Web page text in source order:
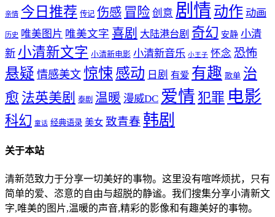
亲情 今日推荐 传记 伤感 冒险 创意 剧情 动作 动画
历史 唯美图片 唯美文字 喜剧 大陆港台剧 奇幻 安静 小清
新 小清新文字 小清新电影 小清新音乐 小王子 怀念 恐怖
悬疑 情感美文 惊悚 感动 日剧 有爱 有趣 歌单 治
愈 法英美剧 泰剧 温暖 漫威DC 爱情 犯罪 电影
科幻 童话 经典语录 美女 致青春 韩剧
关于本站
清新范致力于分享一切美好的事物。这里没有喧哗烦扰，只有
简单的爱、恣意的自由与超脱的静谧。我们搜集分享小清新文
字,唯美的图片,温暖的声音,精彩的影像和有趣美好的事物。